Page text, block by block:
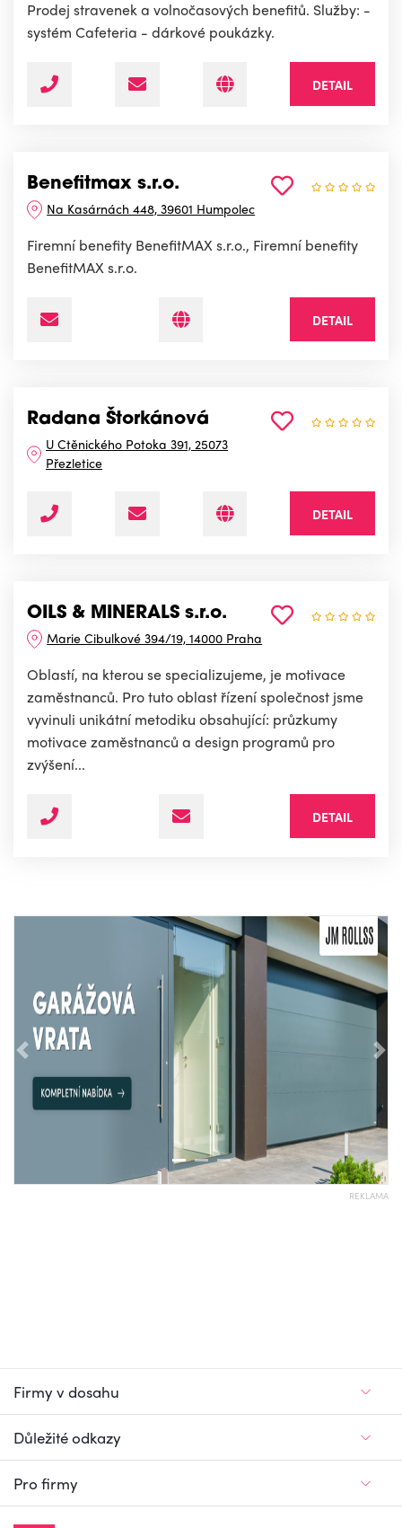
Prodej stravenek a volnočasových benefitů. Služby: -
systém Cafeteria - dárkové poukázky.
DETAIL
Benefitmax s.r.o.
Na Kasárnách 448, 39601 Humpolec
Firemní benefity BenefitMAX s.r.o., Firemní benefity
BenefitMAX s.r.o.
DETAIL
Radana Štorkánová
U Ctěnického Potoka 391, 25073
Přezletice
DETAIL
OILS & MINERALS s.r.o.
Marie Cibulkové 394/19, 14000 Praha
Oblastí, na kterou se specializujeme, je motivace
zaměstnanců. Pro tuto oblast řízení společnost jsme
vyvinuli unikátní metodiku obsahující: průzkumy
motivace zaměstnanců a design programů pro
zvýšení...
DETAIL
Předchozí
REKLAMA
Firmy v dosahu
Důležité odkazy
Pro firmy